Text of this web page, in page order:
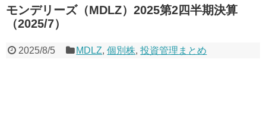
モンデリーズ（MDLZ）2025第2四半期決算
（2025/7）
2025/8/5 MDLZ,個別株,投資管理まとめ